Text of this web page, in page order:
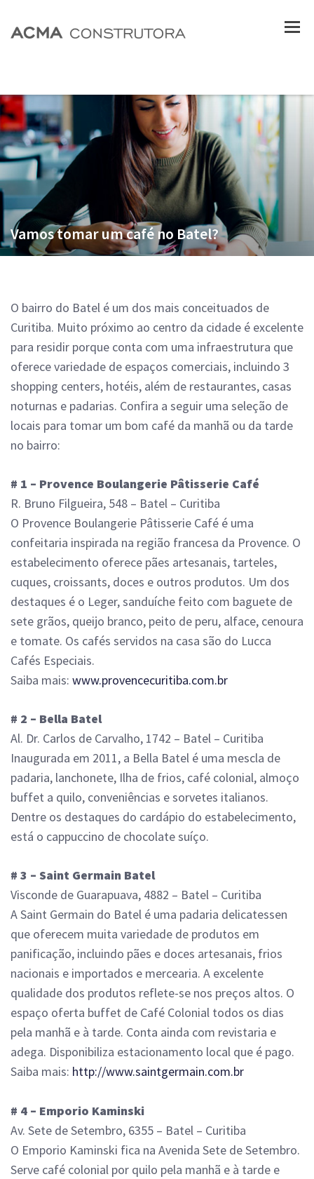
Vamos tomar um café no Batel?
O bairro do Batel é um dos mais conceituados de
Curitiba. Muito próximo ao centro da cidade é excelente
para residir porque conta com uma infraestrutura que
oferece variedade de espaços comerciais, incluindo 3
shopping centers, hotéis, além de restaurantes, casas
noturnas e padarias. Confira a seguir uma seleção de
locais para tomar um bom café da manhã ou da tarde
no bairro:
# 1 – Provence Boulangerie Pâtisserie Café
R. Bruno Filgueira, 548 – Batel – Curitiba
O Provence Boulangerie Pâtisserie Café é uma
confeitaria inspirada na região francesa da Provence. O
estabelecimento oferece pães artesanais, tarteles,
cuques, croissants, doces e outros produtos. Um dos
destaques é o Leger, sanduíche feito com baguete de
sete grãos, queijo branco, peito de peru, alface, cenoura
e tomate. Os cafés servidos na casa são do Lucca
Cafés Especiais.
Saiba mais: www.provencecuritiba.com.br
# 2 – Bella Batel
Al. Dr. Carlos de Carvalho, 1742 – Batel – Curitiba
Inaugurada em 2011, a Bella Batel é uma mescla de
padaria, lanchonete, Ilha de frios, café colonial, almoço
buffet a quilo, conveniências e sorvetes italianos.
Dentre os destaques do cardápio do estabelecimento,
está o cappuccino de chocolate suíço.
# 3 – Saint Germain Batel
Visconde de Guarapuava, 4882 – Batel – Curitiba
A Saint Germain do Batel é uma padaria delicatessen
que oferecem muita variedade de produtos em
panificação, incluindo pães e doces artesanais, frios
nacionais e importados e mercearia. A excelente
qualidade dos produtos reflete-se nos preços altos. O
espaço oferta buffet de Café Colonial todos os dias
pela manhã e à tarde. Conta ainda com revistaria e
adega. Disponibiliza estacionamento local que é pago.
Saiba mais: http://www.saintgermain.com.br
# 4 – Emporio Kaminski
Av. Sete de Setembro, 6355 – Batel – Curitiba
O Emporio Kaminski fica na Avenida Sete de Setembro.
Serve café colonial por quilo pela manhã e à tarde e